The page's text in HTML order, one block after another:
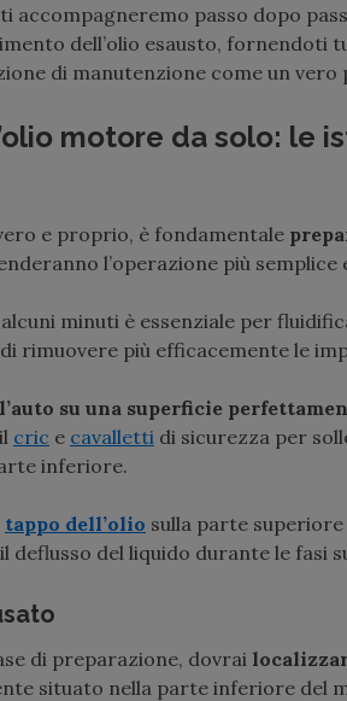
accompagneremo passo dopo
dell’olio esausto, fornendoti
di manutenzione come un vero
motore da solo: le
e proprio, è fondamentale
l’operazione più semplice
minuti è essenziale per
rimuovere più efficacemente le
su una superficie
cric e cavalletti di sicurezza per
inferiore.
tappo dell’olio sulla parte
deflusso del liquido durante le fasi
di preparazione, dovrai
situato nella parte inferiore del